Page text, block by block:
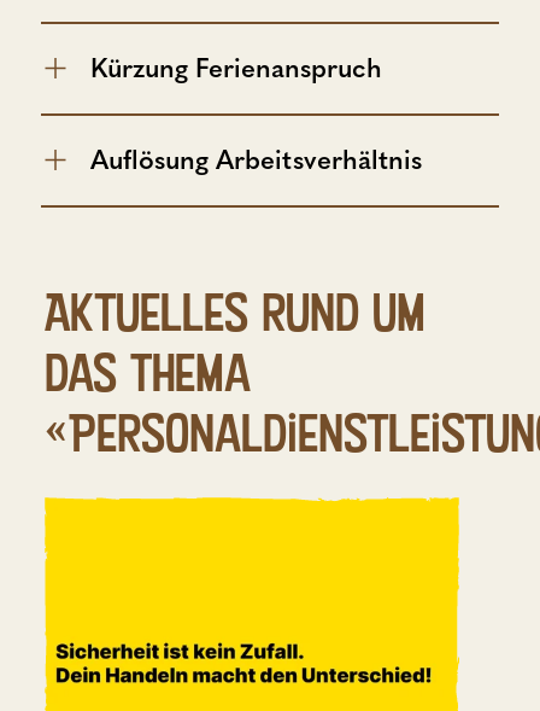
Kürzung Ferienanspruch
Auflösung Arbeitsverhältnis
Aktuelles rund um
das Thema